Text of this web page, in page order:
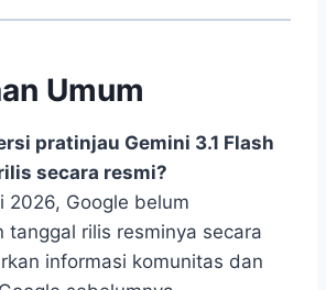
Umum
pratinjau Gemini 3.1 Flash
secara resmi?
2026, Google belum
tanggal rilis resminya secara
informasi komunitas dan